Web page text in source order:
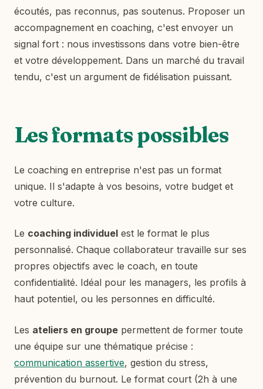
écoutés, pas reconnus, pas soutenus. Proposer un
accompagnement en coaching, c'est envoyer un
signal fort : nous investissons dans votre bien-être
et votre développement. Dans un marché du travail
tendu, c'est un argument de fidélisation puissant.
Les formats possibles
Le coaching en entreprise n'est pas un format
unique. Il s'adapte à vos besoins, votre budget et
votre culture.
Le coaching individuel est le format le plus
personnalisé. Chaque collaborateur travaille sur ses
propres objectifs avec le coach, en toute
confidentialité. Idéal pour les managers, les profils à
haut potentiel, ou les personnes en difficulté.
Les ateliers en groupe permettent de former toute
une équipe sur une thématique précise :
communication assertive, gestion du stress,
prévention du burnout. Le format court (2h à une